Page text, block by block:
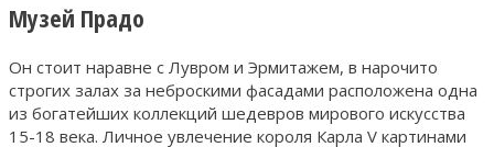
Музей Прадо
Он стоит наравне с Лувром и Эрмитажем, в нарочито
строгих залах за неброскими фасадами расположена одна
из богатейших коллекций шедевров мирового искусства
15-18 века. Личное увлечение короля Карла V картинами